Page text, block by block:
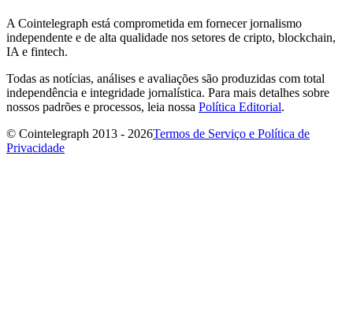
A Cointelegraph está comprometida em fornecer jornalismo
independente e de alta qualidade nos setores de cripto, blockchain,
IA e fintech.
Todas as notícias, análises e avaliações são produzidas com total
independência e integridade jornalística. Para mais detalhes sobre
nossos padrões e processos, leia nossa Política Editorial.
© Cointelegraph 2013 - 2026Termos de Serviço e Política de
Privacidade